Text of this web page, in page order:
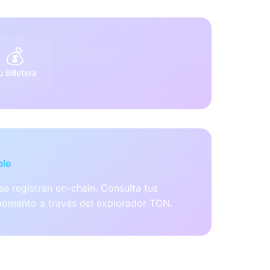
💰
Billetera
registran on-chain. Consulta tus
a través del explorador TON.